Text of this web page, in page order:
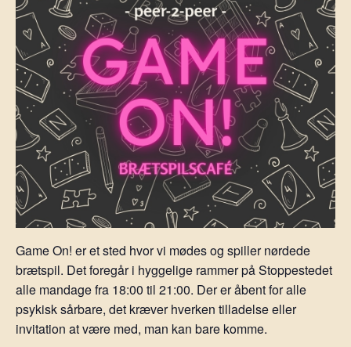
Game On! er et sted hvor vi mødes og spiller nørdede
brætspil. Det foregår i hyggelige rammer på Stoppestedet
alle mandage fra 18:00 til 21:00. Der er åbent for alle
psykisk sårbare, det kræver hverken tilladelse eller
invitation at være med, man kan bare komme.